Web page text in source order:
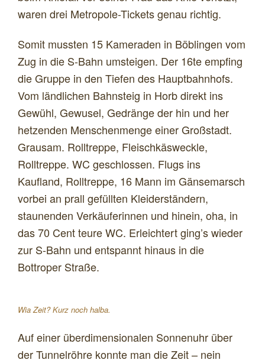
waren drei Metropole-Tickets genau richtig.
Somit mussten 15 Kameraden in Böblingen vom
Zug in die S-Bahn umsteigen. Der 16te empfing
die Gruppe in den Tiefen des Hauptbahnhofs.
Vom ländlichen Bahnsteig in Horb direkt ins
Gewühl, Gewusel, Gedränge der hin und her
hetzenden Menschenmenge einer Großstadt.
Grausam. Rolltreppe, Fleischkäsweckle,
Rolltreppe. WC geschlossen. Flugs ins
Kaufland, Rolltreppe, 16 Mann im Gänsemarsch
vorbei an prall gefüllten Kleiderständern,
staunenden Verkäuferinnen und hinein, oha, in
das 70 Cent teure WC. Erleichtert ging’s wieder
zur S-Bahn und entspannt hinaus in die
Bottroper Straße.
Wia Zeit? Kurz noch halba.
Auf einer überdimensionalen Sonnenuhr über
der Tunnelröhre konnte man die Zeit – nein